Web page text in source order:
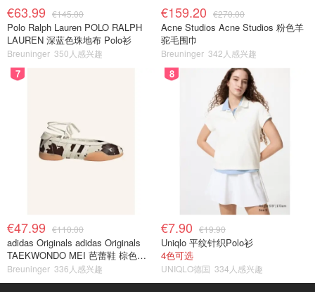
€63.99 €145.00
Polo Ralph Lauren POLO RALPH
LAUREN 深蓝色珠地布 Polo衫
Breuninger 350人感兴趣
€159.20 €270.00
Acne Studios Acne Studios 粉色羊
驼毛围巾
Breuninger 342人感兴趣
7
€47.99 €110.00
adidas Originals adidas Originals
TAEKWONDO MEI 芭蕾鞋 棕色米
色
Breuninger 336人感兴趣
8
€7.90 €19.90
Uniqlo 平纹针织Polo衫
4色可选
UNIQLO德国 334人感兴趣